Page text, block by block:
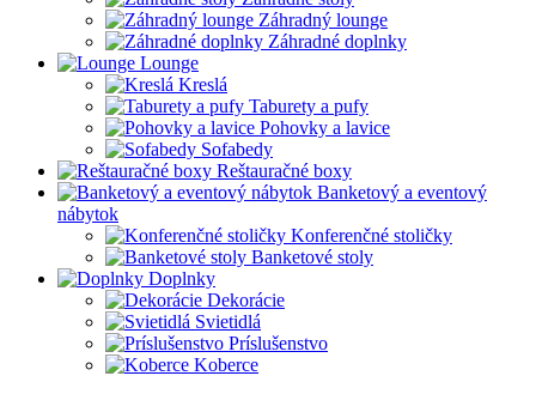
Záhradný lounge
Záhradné doplnky
Lounge
Kreslá
Taburety a pufy
Pohovky a lavice
Sofabedy
Reštauračné boxy
Banketový a eventový
nábytok
Konferenčné stoličky
Banketové stoly
Doplnky
Dekorácie
Svietidlá
Príslušenstvo
Koberce